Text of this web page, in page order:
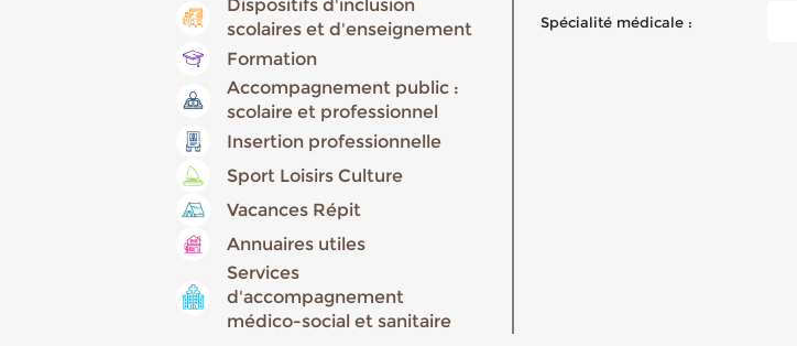
Dispositifs d'inclusion
scolaires et d'enseignement
Formation
Accompagnement public :
scolaire et professionnel
Insertion professionnelle
Sport Loisirs Culture
Vacances Répit
Annuaires utiles
Services
d'accompagnement
médico-social et sanitaire
Spécialité médicale :